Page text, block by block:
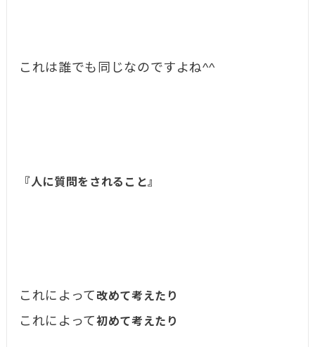
これは誰でも同じなのですよね^^
『人に質問をされること』
これによって 改めて考えたり
これによって初めて考えたり